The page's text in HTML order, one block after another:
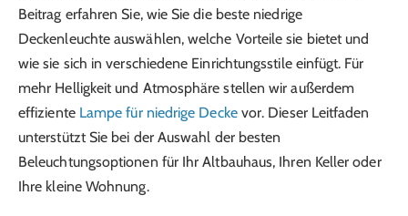
Beitrag erfahren Sie, wie Sie die beste niedrige
Deckenleuchte auswählen, welche Vorteile sie bietet und
wie sie sich in verschiedene Einrichtungsstile einfügt. Für
mehr Helligkeit und Atmosphäre stellen wir außerdem
effiziente Lampe für niedrige Deckevor. Dieser Leitfaden
unterstützt Sie bei der Auswahl der besten
Beleuchtungsoptionen für Ihr Altbauhaus, Ihren Keller oder
Ihre kleine Wohnung.